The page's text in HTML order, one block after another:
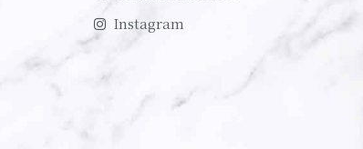
Instagram